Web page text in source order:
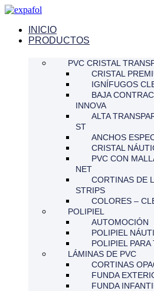
Ir
contenidoINICIO
PRODUCTOS
PVC CRISTAL
CRISTAL
IGNÍFUGOS
BAJA
INNOVA
ALTA
ST
ANCHOS
CRISTAL
PVC CON
NET
CORTINAS DE
STRIPS
COLORES –
POLIPIEL
AUTOMOCIÓN
POLIPIEL
POLIPIEL PARA
LÁMINAS DE PVC
CORTINAS
FUNDA
FUNDA